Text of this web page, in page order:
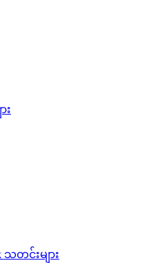
း
သတင်းများ